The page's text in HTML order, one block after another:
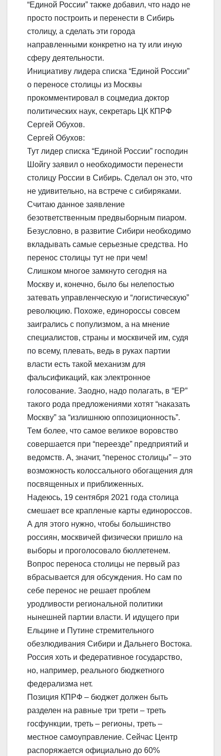
“Единой России” также добавил, что надо не
просто построить и перенести в Сибирь
столицу, а сделать эти города
направленными конкретно на ту или иную
сферу деятельности.
Инициативу лидера списка “Единой России”
о переносе столицы из Москвы
прокомментировал в соцмедиа доктор
политических наук, секретарь ЦК КПРФ
Сергей Обухов.
Сергей Обухов:
Тут лидер списка “Единой России” господин
Шойгу заявил о необходимости перенести
столицу России в Сибирь. Сделал он это, что
не удивительно, на встрече с сибиряками.
Считаю данное заявление
безответственным предвыборным пиаром.
Безусловно, в развитие Сибири необходимо
вкладывать самые серьезные средства. Но
перенос столицы тут не при чем!
Слишком многое замкнуто сегодня на
Москву и, конечно, было бы нелепостью
затевать управленческую и “логистическую”
революцию. Похоже, единороссы совсем
заигрались с популизмом, а на мнение
специалистов, страны и москвичей им, судя
по всему, плевать, ведь в руках партии
власти есть такой механизм для
фальсификаций, как электронное
голосование. Заодно, надо полагать, в “ЕР”
такого рода предложениями хотят “наказать
Москву” за “излишнюю оппозиционность”.
Тем более, что самое великое воровство
совершается при “переезде” предприятий и
ведомств. А, значит, “перенос столицы” – это
возможность колоссального обогащения для
посвященных и приближенных.
Надеюсь, 19 сентября 2021 года столица
смешает все крапленые карты единороссов.
А для этого нужно, чтобы большинство
россиян, москвичей физически пришло на
выборы и проголосовало бюллетенем.
Вопрос переноса столицы не первый раз
вбрасывается для обсуждения. Но сам по
себе перенос не решает проблем
уродливости региональной политики
нынешней партии власти. И идущего при
Ельцине и Путине стремительного
обезлюдивания Сибири и Дальнего Востока.
Россия хоть и федеративное государство,
но, например, реального бюджетного
федерализма нет.
Позиция КПРФ – бюджет должен быть
разделен на равные три трети – треть
госфункции, треть – регионы, треть –
местное самоуправление. Сейчас Центр
распоряжается официально до 60%